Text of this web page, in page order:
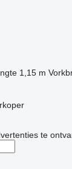
1,15 m
te